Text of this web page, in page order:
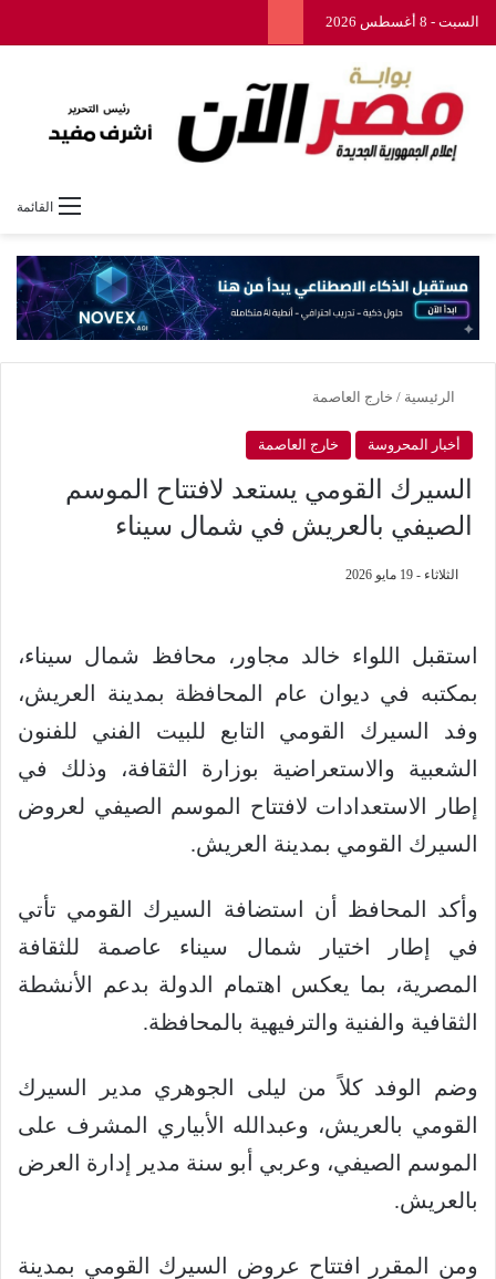
السبت - 8 أغسطس 2026
القائمة
الرئيسية / خارج العاصمة
أخبار المحروسة خارج العاصمة
السيرك القومي يستعد لافتتاح الموسم
الصيفي بالعريش في شمال سيناء
الثلاثاء - 19 مايو 2026
استقبل اللواء خالد مجاور، محافظ شمال سيناء،
بمكتبه في ديوان عام المحافظة بمدينة العريش،
وفد السيرك القومي التابع للبيت الفني للفنون
الشعبية والاستعراضية بوزارة الثقافة، وذلك في
إطار الاستعدادات لافتتاح الموسم الصيفي لعروض
السيرك القومي بمدينة العريش.
وأكد المحافظ أن استضافة السيرك القومي تأتي
في إطار اختيار شمال سيناء عاصمة للثقافة
المصرية، بما يعكس اهتمام الدولة بدعم الأنشطة
الثقافية والفنية والترفيهية بالمحافظة.
وضم الوفد كلاً من ليلى الجوهري مدير السيرك
القومي بالعريش، وعبدالله الأبياري المشرف على
الموسم الصيفي، وعربي أبو سنة مدير إدارة العرض
بالعريش.
ومن المقرر افتتاح عروض السيرك القومي بمدينة